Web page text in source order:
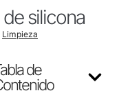
silicona
Limpieza
de